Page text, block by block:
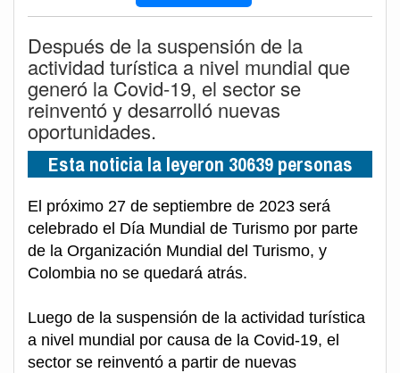
Después de la suspensión de la
actividad turística a nivel mundial que
generó la Covid-19, el sector se
reinventó y desarrolló nuevas
oportunidades.
Esta noticia la leyeron 30639 personas
El próximo 27 de septiembre de 2023 será
celebrado el Día Mundial de Turismo por parte
de la Organización Mundial del Turismo, y
Colombia no se quedará atrás.
Luego de la suspensión de la actividad turística
a nivel mundial por causa de la Covid-19, el
sector se reinventó a partir de nuevas